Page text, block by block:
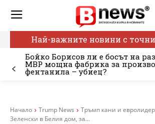
Най-важните новини с
Бойко Борисов ли е босът на
МВР мощна фабрика за
фентанила – убиец?
Начало Trump News
Тръмп кани и
Зеленски в Белия дом, за...